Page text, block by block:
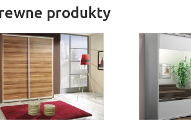
produkty